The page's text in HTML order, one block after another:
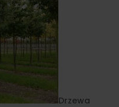
Drzewa